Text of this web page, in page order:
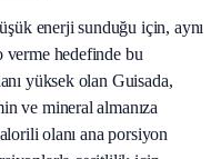
enerji sunduğu için, aynı
verme hedefinde bu
yüksek olan Guisada,
ve mineral almanıza
olanı ana porsiyon